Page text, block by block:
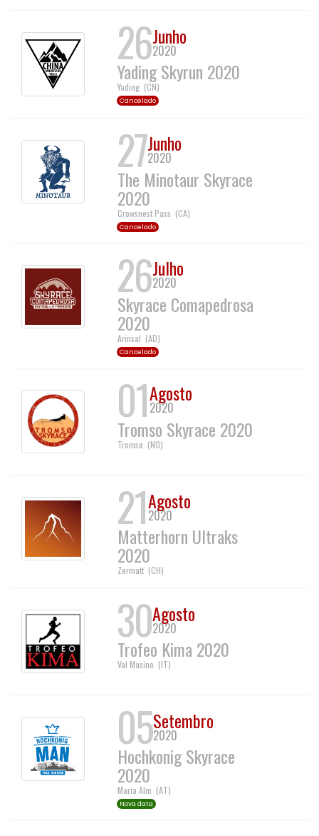
26Junho
2020
Yading Skyrun 2020
Yading (CN)
Cancelado
27Junho
2020
The Minotaur Skyrace
2020
Crowsnest Pass (CA)
Cancelado
26Julho
2020
Skyrace Comapedrosa
2020
Arinsal (AD)
Cancelado
01Agosto
2020
Tromso Skyrace 2020
Tromsø (NO)
21Agosto
2020
Matterhorn Ultraks
2020
Zermatt (CH)
30Agosto
2020
Trofeo Kima 2020
Val Masino (IT)
05Setembro
2020
Hochkonig Skyrace
2020
Maria Alm (AT)
Nova data